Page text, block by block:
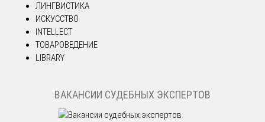
ЛИНГВИСТИКА
ИСКУССТВО
INTELLECT
ТОВАРОВЕДЕНИЕ
LIBRARY
ВАКАНСИИ СУДЕБНЫХ ЭКСПЕРТОВ